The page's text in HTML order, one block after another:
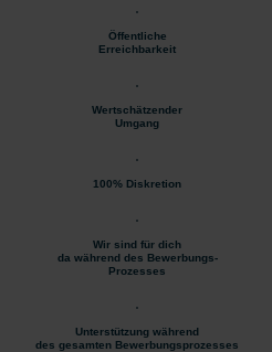
Öffentliche
Erreichbarkeit
Wertschätzender
Umgang
100% Diskretion
Wir sind für dich
da während des Bewerbungs-
Prozesses
Unterstützung während
des gesamten Bewerbungsprozesses